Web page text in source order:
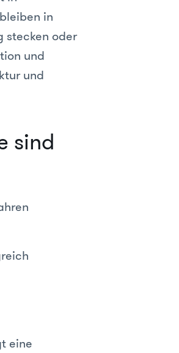
in
stecken oder
und
und
sind
eine